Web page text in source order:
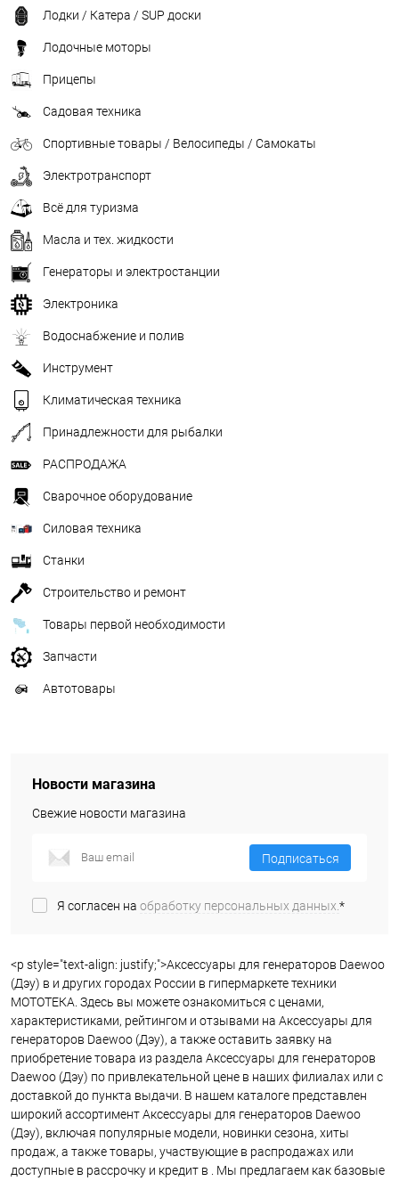
Лодки / Катера / SUP доски
Лодочные моторы
Прицепы
Садовая техника
Спортивные товары / Велосипеды / Самокаты
Электротранспорт
Всё для туризма
Масла и тех. жидкости
Генераторы и электростанции
Электроника
Водоснабжение и полив
Инструмент
Климатическая техника
Принадлежности для рыбалки
РАСПРОДАЖА
Сварочное оборудование
Силовая техника
Станки
Строительство и ремонт
Товары первой необходимости
Запчасти
Автотовары
Новости магазина
Свежие новости магазина
Подписаться
Я согласен на обработку персональных данных.*
<p style="text-align: justify;">Аксессуары для генераторов Daewoo
(Дэу) в и других городах России в гипермаркете техники
МОТОТЕКА. Здесь вы можете ознакомиться с ценами,
характеристиками, рейтингом и отзывами на Аксессуары для
генераторов Daewoo (Дэу), а также оставить заявку на
приобретение товара из раздела Аксессуары для генераторов
Daewoo (Дэу) по привлекательной цене в наших филиалах или с
доставкой до пункта выдачи. В нашем каталоге представлен
широкий ассортимент Аксессуары для генераторов Daewoo
(Дэу), включая популярные модели, новинки сезона, хиты
продаж, а также товары, участвующие в распродажах или
доступные в рассрочку и кредит в . Мы предлагаем как базовые